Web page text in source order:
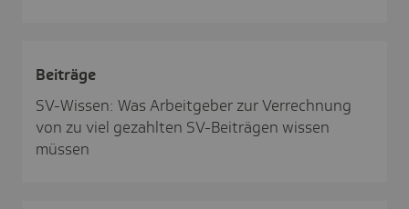
Beiträge
SV-Wissen: Was Arbeitgeber zur Verrechnung
von zu viel gezahlten SV-Beiträgen wissen
müssen